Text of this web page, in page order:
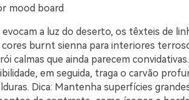
mood board
a luz do deserto, os têxteis de
burnt sienna para interiores
calmas que ainda parecem
em seguida, traga o carvão
Dica: Mantenha superfícies